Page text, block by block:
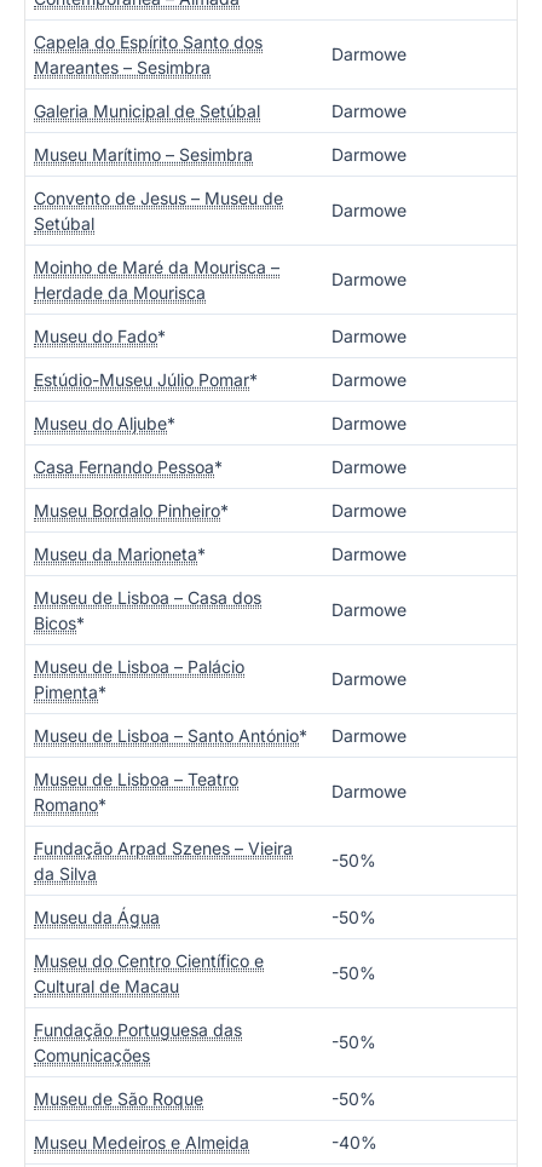
Capela do Espírito Santo dos
Mareantes – Sesimbra
Darmowe
Galeria Municipal de Setúbal Darmowe
Museu Marítimo – Sesimbra Darmowe
Convento de Jesus – Museu de
Setúbal
Darmowe
Moinho de Maré da Mourisca –
Herdade da Mourisca
Darmowe
Museu do Fado* Darmowe
Estúdio-Museu Júlio Pomar* Darmowe
Museu do Aljube* Darmowe
Casa Fernando Pessoa* Darmowe
Museu Bordalo Pinheiro* Darmowe
Museu da Marioneta* Darmowe
Museu de Lisboa – Casa dos
Bicos*
Darmowe
Museu de Lisboa – Palácio
Pimenta*
Darmowe
Museu de Lisboa – Santo António* Darmowe
Museu de Lisboa – Teatro
Romano*
Darmowe
Fundação Arpad Szenes – Vieira
da Silva
-50%
Museu da Água -50%
Museu do Centro Científico e
Cultural de Macau
-50%
Fundação Portuguesa das
Comunicações
-50%
Museu de São Roque -50%
Museu Medeiros e Almeida -40%